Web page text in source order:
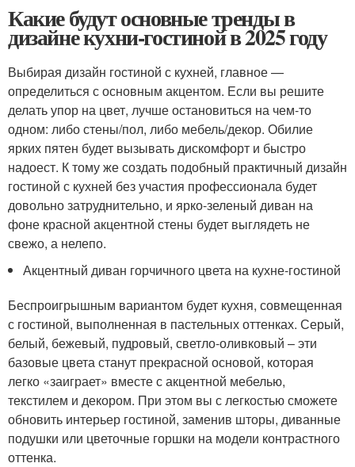
Какие будут основные тренды в
дизайне кухни-гостиной в 2025 году
Выбирая дизайн гостиной с кухней, главное —
определиться с основным акцентом. Если вы решите
делать упор на цвет, лучше остановиться на чем-то
одном: либо стены/пол, либо мебель/декор. Обилие
ярких пятен будет вызывать дискомфорт и быстро
надоест. К тому же создать подобный практичный дизайн
гостиной с кухней без участия профессионала будет
довольно затруднительно, и ярко-зеленый диван на
фоне красной акцентной стены будет выглядеть не
свежо, а нелепо.
Акцентный диван горчичного цвета на кухне-гостиной
Беспроигрышным вариантом будет кухня, совмещенная
с гостиной, выполненная в пастельных оттенках. Серый,
белый, бежевый, пудровый, светло-оливковый – эти
базовые цвета станут прекрасной основой, которая
легко «заиграет» вместе с акцентной мебелью,
текстилем и декором. При этом вы с легкостью сможете
обновить интерьер гостиной, заменив шторы, диванные
подушки или цветочные горшки на модели контрастного
оттенка.